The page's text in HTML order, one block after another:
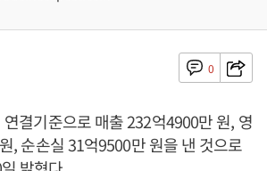
0
결기준으로 매출 232억4900만 원, 영
, 순손실 31억9500만 원을 낸 것으로